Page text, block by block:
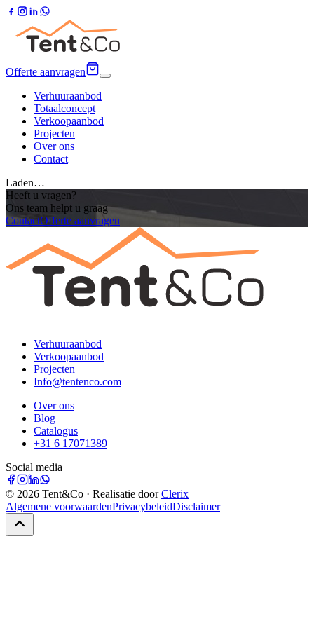
Offerte aanvragen
Verhuuraanbod
Totaalconcept
Verkoopaanbod
Projecten
Over ons
Contact
Laden…
Heeft u vragen?
Ons team helpt u graag
ContactOfferte aanvragen
Verhuuraanbod
Verkoopaanbod
Projecten
Info@tentenco.com
Over ons
Blog
Catalogus
+31 6 17071389
Social media
© 2026 Tent&Co · Realisatie door Clerix
Algemene voorwaardenPrivacybeleidDisclaimer